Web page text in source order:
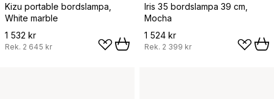
Kizu portable bordslampa,
White marble
1 532 kr
Rek. 2 645 kr
Iris 35 bordslampa 39 cm,
Mocha
1 524 kr
Rek. 2 399 kr